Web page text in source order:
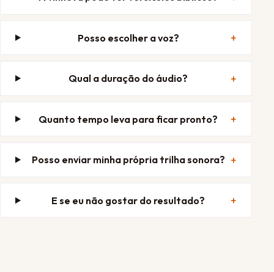
Posso escolher a voz?
Qual a duração do áudio?
Quanto tempo leva para ficar pronto?
Posso enviar minha própria trilha sonora?
E se eu não gostar do resultado?